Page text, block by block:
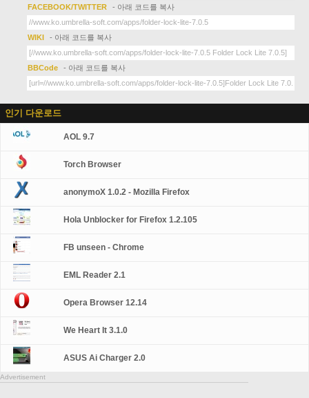
FACEBOOK/TWITTER - 아래 코드를 복사
WIKI - 아래 코드를 복사
BBCode - 아래 코드를 복사
인기 다운로드
AOL 9.7
Torch Browser
anonymoX 1.0.2 - Mozilla Firefox
Hola Unblocker for Firefox 1.2.105
FB unseen - Chrome
EML Reader 2.1
Opera Browser 12.14
We Heart It 3.1.0
ASUS Ai Charger 2.0
Advertisement